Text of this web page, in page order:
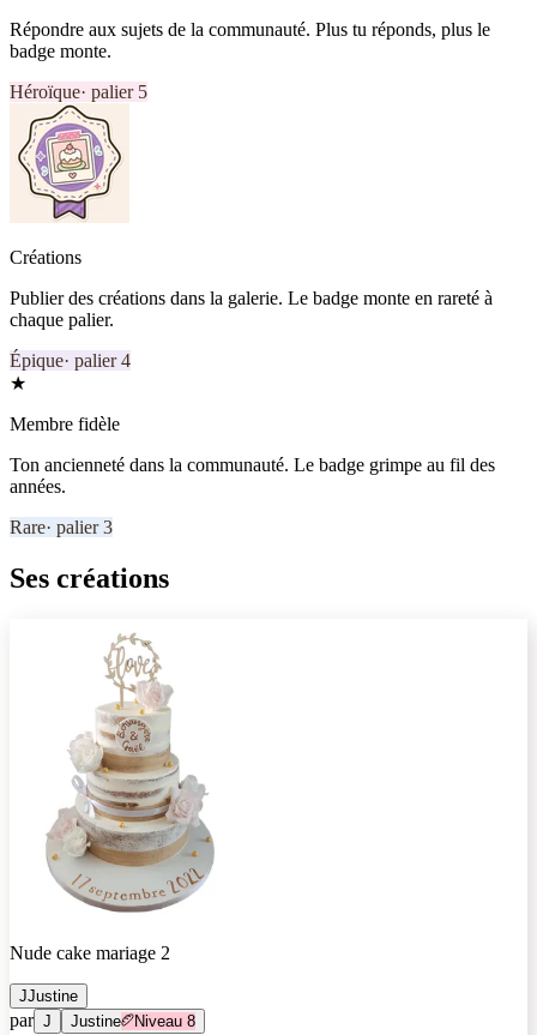
Répondre aux sujets de la communauté. Plus tu réponds, plus le
badge monte.
Héroïque· palier 5
Créations
Publier des créations dans la galerie. Le badge monte en rareté à
chaque palier.
Épique· palier4
★
Membre fidèle
Ton ancienneté dans la communauté. Le badge grimpe au fil des
années.
Rare· palier3
Ses créations
Nude cake mariage 2
JJustine
par J Justine Niveau 8